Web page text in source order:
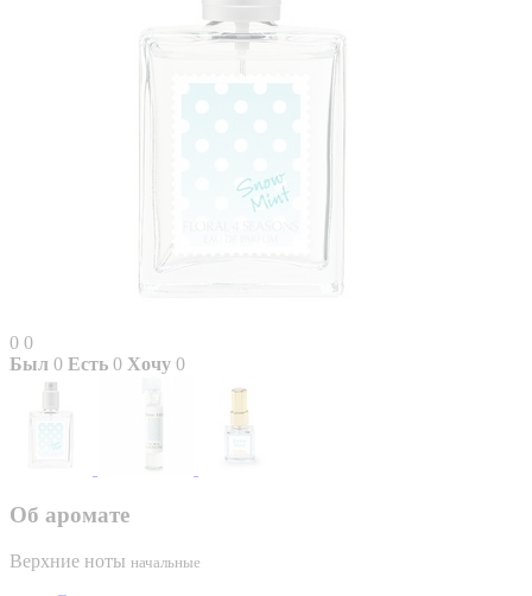
0 0
Был 0 Есть 0 Хочу 0
Об аромате
Верхние ноты начальные